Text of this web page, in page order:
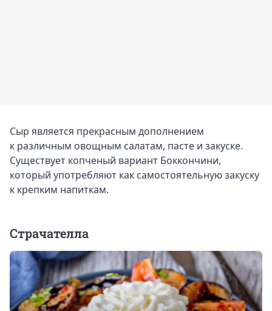
Сыр является прекрасным дополнением
к различным овощным салатам, пасте и закуске.
Существует копченый вариант Боккончини,
который употребляют как самостоятельную закуску
к крепким напиткам.
Страчателла